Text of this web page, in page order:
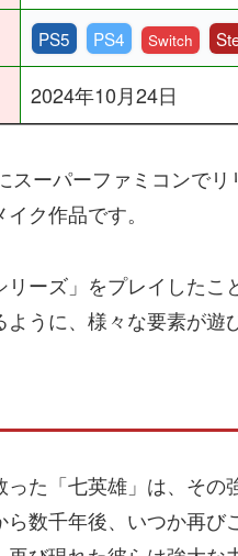
PS5 PS4 Switch
2024年10月24日
スーパーファミコンで
ク作品です。
リーズ」をプレイした
うに、様々な要素が遊
った「七英雄」は、そ
ら数千年後、いつか再び